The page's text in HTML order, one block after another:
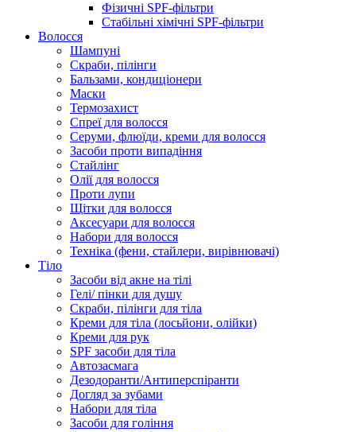
Фізичні SPF-фільтри
Стабільні хімічні SPF-фільтри
Волосся
Шампуні
Скраби, пілінги
Бальзами, кондиціонери
Маски
Термозахист
Спреї для волосся
Серуми, флюїди, креми для волосся
Засоби проти випадіння
Стайлінг
Олії для волосся
Проти лупи
Щітки для волосся
Аксесуари для волосся
Набори для волосся
Техніка (фени, стайлери, вирівнювачі)
Тіло
Засоби від акне на тілі
Гелі/ пінки для душу
Скраби, пілінги для тіла
Креми для тіла (лосьйони, олійки)
Креми для рук
SPF засоби для тіла
Автозасмага
Дезодоранти/Антиперспіранти
Догляд за зубами
Набори для тіла
Засоби для гоління